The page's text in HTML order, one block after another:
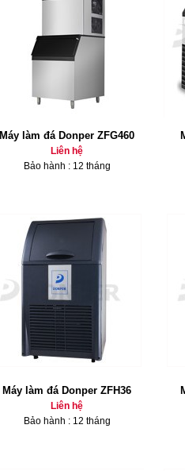
Máy làm đá Donper ZFG460
Liên hệ
Bảo hành : 12 tháng
Máy làm đá Donper ZFH36
Liên hệ
Bảo hành : 12 tháng